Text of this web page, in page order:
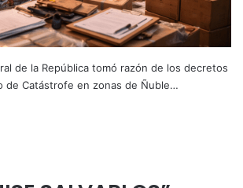
de la República tomó razón de los decretos
de Catástrofe en zonas de Ñuble…